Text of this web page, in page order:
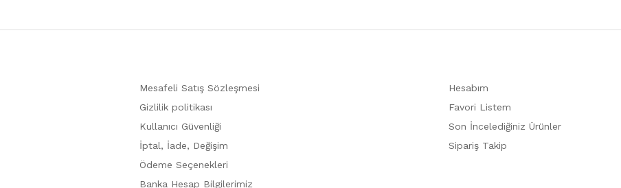
Mesafeli Satış Sözleşmesi
Gizlilik politikası
Kullanıcı Güvenliği
İptal, İade, Değişim
Ödeme Seçenekleri
Banka Hesap Bilgilerimiz
Hesabım
Favori Listem
Son İncelediğiniz Ürünler
Sipariş Takip